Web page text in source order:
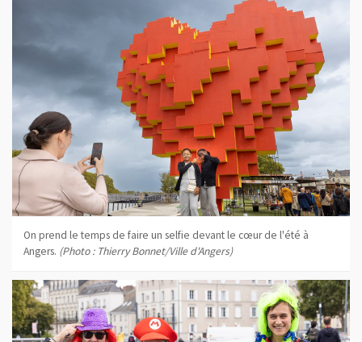
On prend le temps de faire un selfie devant le cœur de l'été à
Angers. (Photo : Thierry Bonnet/Ville d'Angers)